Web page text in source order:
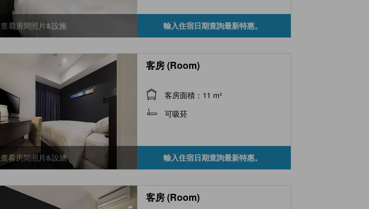
查看房間照片&設施 輸入住宿日期查詢最新特惠。
查看房間照片&設施
客房 (Room)
客房面積：11 m²
可吸菸
輸入住宿日期查詢最新特惠。
客房 (Room)